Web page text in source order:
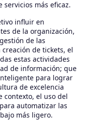
más eficaz.
influir en
de la organización,
de las
de tickets, el
estas actividades
de información; que
para lograr
de excelencia
contexto, el uso del
automatizar las
más ligero.